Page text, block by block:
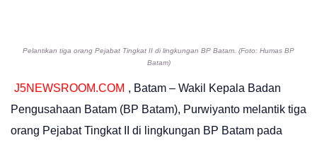
Pelantikan tiga orang Pejabat Tingkat II di lingkungan BP Batam. (Foto: Humas BP
Batam)
J5NEWSROOM.COM , Batam – Wakil Kepala Badan
Pengusahaan Batam (BP Batam), Purwiyanto melantik tiga
orang Pejabat Tingkat II di lingkungan BP Batam pada